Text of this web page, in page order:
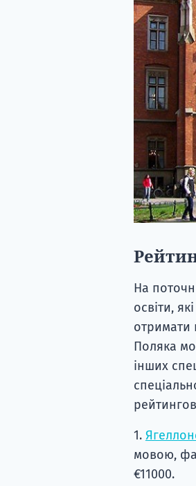
На
освіти,
отримати
Поляка
інших
1.
мовою,
€11000.